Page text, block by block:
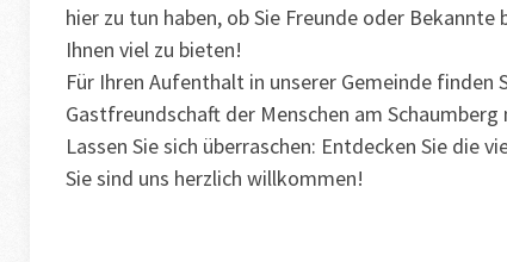
hier zu tun haben, ob Sie Freunde oder
Ihnen viel zu bieten!
Für Ihren Aufenthalt in unserer Gemeinde
Gastfreundschaft der Menschen am
Lassen Sie sich überraschen: Entdecken Sie die
Sie sind uns herzlich willkommen!